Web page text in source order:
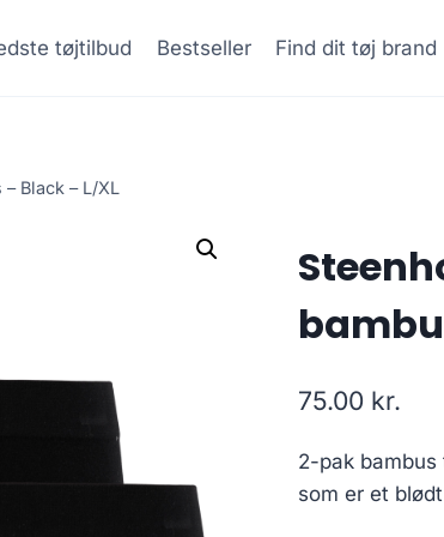
tøjtilbud Bestseller Find dit tøj brand
Black – L/XL
75.00 kr.
2-pak
som er et